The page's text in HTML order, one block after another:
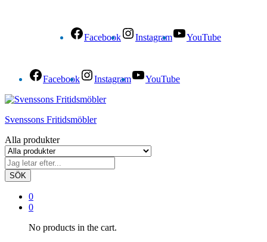
Facebook Instagram YouTube
Facebook Instagram YouTube
Svenssons Fritidsmöbler
Alla produkter
SÖK
0
0
No products in the cart.